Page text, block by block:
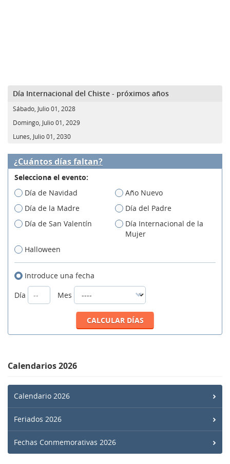
Día Internacional del Chiste - próximos años
Sábado, Julio 01, 2028
Domingo, Julio 01, 2029
Lunes, Julio 01, 2030
¿Cuántos días faltan?
Selecciona el evento:
Día de Navidad
Año Nuevo
Día de la Madre
Día del Padre
Día de San Valentín
Día Internacional de la
Mujer
Halloween
Introduce una fecha
Día
Mes
Calendarios 2026
Calendario 2026
Feriados 2026
Fechas Conmemorativas 2026